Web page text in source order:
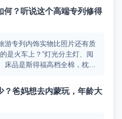
何？听说这个高端专列修得
游专列内饰实物比照片还有质
是火车上？”灯光分主灯、阅
床品是斯得福高档全棉，枕头
车宽大一截，双层中空玻璃
森林像画一样缓缓展开。足动
可以去上面看看，各个设施都
？爸妈想去内蒙玩，年龄大